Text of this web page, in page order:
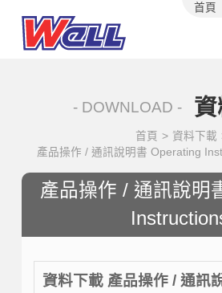
首頁
- DOWNLOAD -
首頁 > 資料下載
產品操作 / 通訊說明書 Operating
產品操作 / 通訊說明
資料下載 產品操作 / 通訊